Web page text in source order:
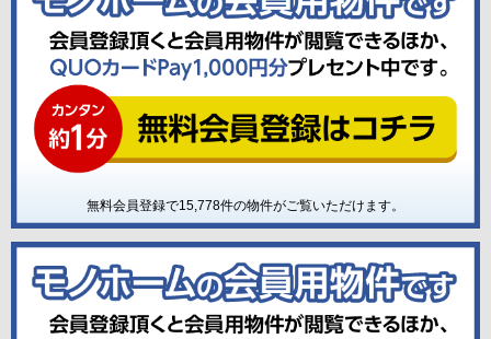
無料会員登録で15,778件の物件がご覧いただけます。